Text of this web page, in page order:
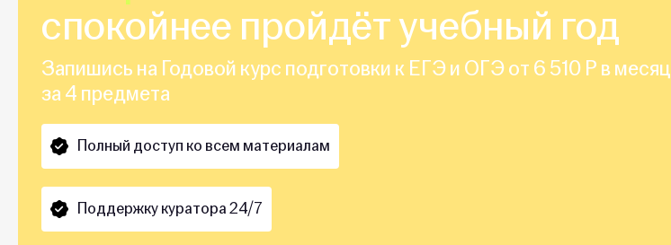
спокойнее пройдёт учебный год
Запишись на Годовой курс подготовки к ЕГЭ и ОГЭ от 6 510 Р в месяц
за 4 предмета
Полный доступ ко всем материалам
Поддержку куратора 24/7